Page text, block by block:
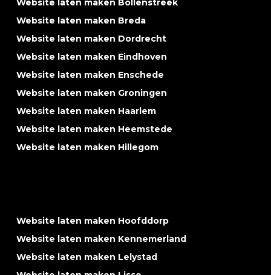
Website laten maken Bollenstreek
Website laten maken Breda
Website laten maken Dordrecht
Website laten maken Eindhoven
Website laten maken Enschede
Website laten maken Groningen
Website laten maken Haarlem
Website laten maken Heemstede
Website laten maken Hillegom
Website laten maken Hoofddorp
Website laten maken Kennemerland
Website laten maken Lelystad